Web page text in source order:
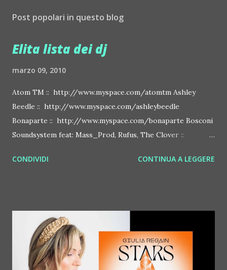
Post popolari in questo blog
Elita lista dei dj
marzo 09, 2010
Atom TM :: http://www.myspace.com/atomtm Ashley
Beedle :: http://www.myspace.com/ashleybeedle
Bonaparte :: http://www.myspace.com/bonaparte Bosconi
Soundsystem feat: Mass_Prod, Rufus, The Clover ::
http://www.myspace.com/benderbyetone Chapelier Fou ::
Deian :: http://www.myspace.com/deiansong Dixon ::
http://www.myspace.com/justdixon Frivolous ::
http://www.myspace.com/frivolouslive Frost ::
http://www.myspace.com/frostnorway Gonzales ::
CONDIVIDI CONTINUA A LEGGERE